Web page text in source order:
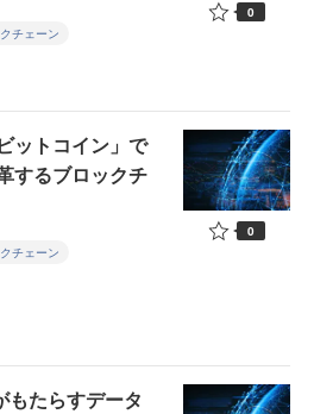
チェーン
0
ットコイン」で
するブロックチ
チェーン
0
もたらすデータ